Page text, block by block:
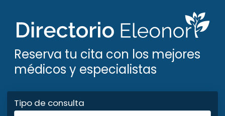
Reserva tu cita con los mejores
médicos y especialistas
Tipo de consulta